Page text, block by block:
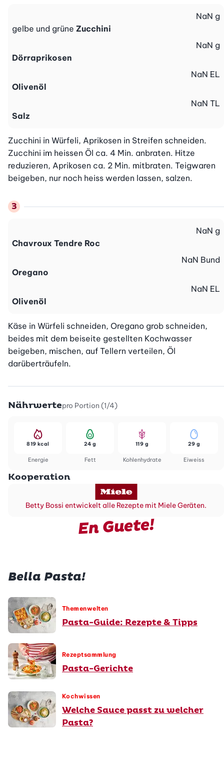
gelbe und grüne Zucchini
NaN g
Dörraprikosen
NaN g
Olivenöl
NaN EL
Salz
NaN TL
Zucchini in Würfeli, Aprikosen in Streifen schneiden.
Zucchini im heissen Öl ca. 4 Min. anbraten. Hitze
reduzieren, Aprikosen ca. 2 Min. mitbraten. Teigwaren
beigeben, nur noch heiss werden lassen, salzen.
Chavroux Tendre Roc
NaN g
Oregano
NaN Bund
Olivenöl
NaN EL
Käse in Würfeli schneiden, Oregano grob schneiden,
beides mit dem beiseite gestellten Kochwasser
beigeben, mischen, auf Tellern verteilen, Öl
darüberträufeln.
Nährwertepro Portion (1/4)
Energie
819 kcal
Fett
24 g
Kohlenhydrate
119 g
Eiweiss
29 g
Kooperation
Betty Bossi entwickelt alle Rezepte mit Miele Geräten.
En Guete!
Bella Pasta!
Themenwelten
Pasta-Guide: Rezepte & Tipps
Rezeptsammlung
Pasta-Gerichte
Kochwissen
Welche Sauce passt zu welcher
Pasta?